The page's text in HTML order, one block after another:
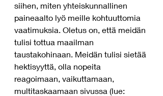
siihen, miten yhteiskunnallinen
paineaalto lyö meille kohtuuttomia
vaatimuksia. Oletus on, että meidän
tulisi tottua maailman
taustakohinaan. Meidän tulisi sietää
hektisyyttä, olla nopeita
reagoimaan, vaikuttamaan,
multitaskaamaan sivussa (lue: